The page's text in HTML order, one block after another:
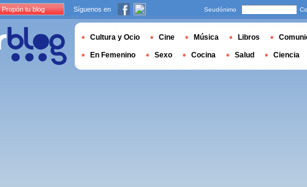
Propón tu blog Síguenos en Seudónimo
Cultura y Ocio Cine Música Libros
En Femenino Sexo Cocina Salud Ciencia